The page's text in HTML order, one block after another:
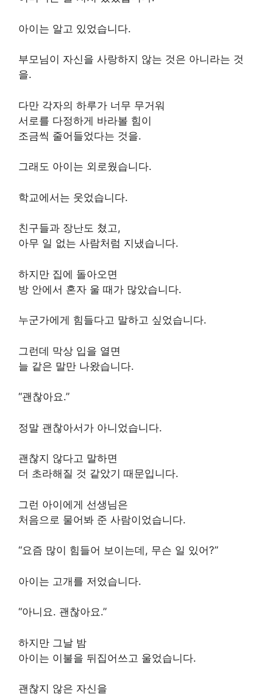
아이는 알고 있었습니다.
부모님이 자신을 사랑하지 않는 것은 아니라는 것
을.
다만 각자의 하루가 너무 무거워
서로를 다정하게 바라볼 힘이
조금씩 줄어들었다는 것을.
그래도 아이는 외로웠습니다.
학교에서는 웃었습니다.
친구들과 장난도 쳤고,
아무 일 없는 사람처럼 지냈습니다.
하지만 집에 돌아오면
방 안에서 혼자 울 때가 많았습니다.
누군가에게 힘들다고 말하고 싶었습니다.
그런데 막상 입을 열면
늘 같은 말만 나왔습니다.
“괜찮아요.”
정말 괜찮아서가 아니었습니다.
괜찮지 않다고 말하면
더 초라해질 것 같았기 때문입니다.
그런 아이에게 선생님은
처음으로 물어봐 준 사람이었습니다.
“요즘 많이 힘들어 보이는데, 무슨 일 있어?”
아이는 고개를 저었습니다.
“아니요. 괜찮아요.”
하지만 그날 밤
아이는 이불을 뒤집어쓰고 울었습니다.
괜찮지 않은 자신을